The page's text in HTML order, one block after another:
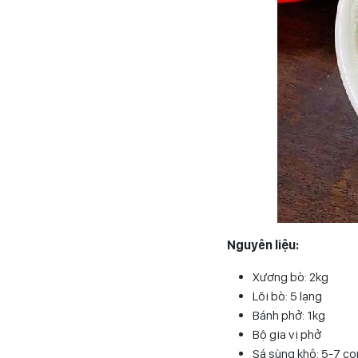
Nguyên liệu:
Xương bò: 2kg
Lõi bò: 5 lạng
Bánh phở: 1kg
Bộ gia vị phở
Sá sùng khô: 5-7